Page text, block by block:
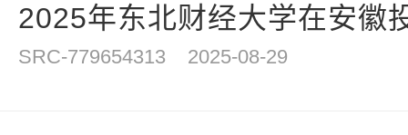
2025年东北财经大学在安徽
SRC-779654313 2025-08-29